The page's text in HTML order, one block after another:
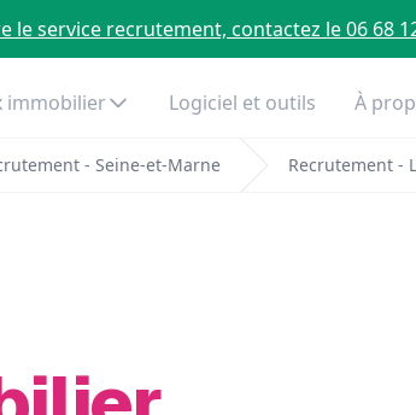
le service recrutement, contactez le 06 68
immobilier Logiciel et outils À
- Seine-et-Marne Recrutement -